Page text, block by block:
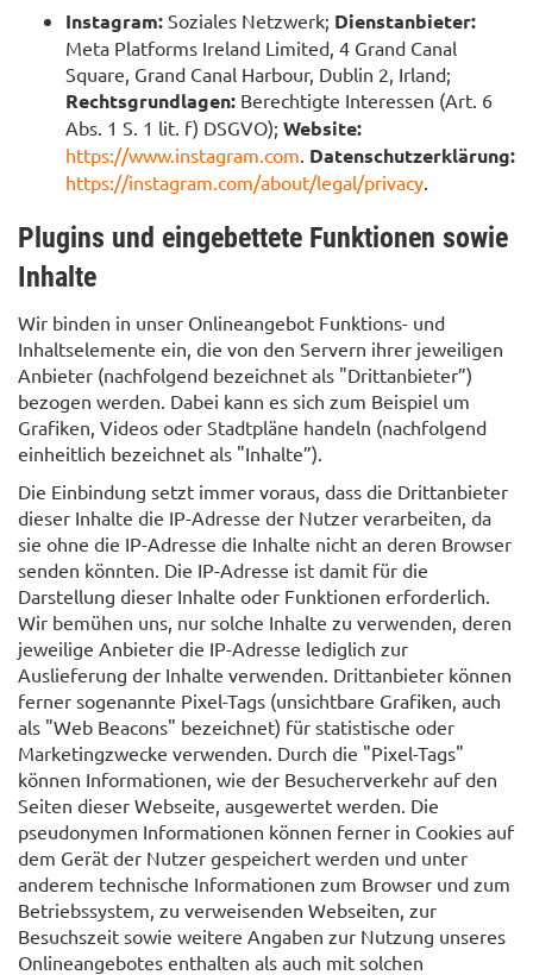
Instagram: Soziales Netzwerk; Dienstanbieter:
Meta Platforms Ireland Limited, 4 Grand Canal
Square, Grand Canal Harbour, Dublin 2, Irland;
Rechtsgrundlagen: Berechtigte Interessen (Art. 6
Abs. 1 S. 1 lit. f) DSGVO); Website:
https://www.instagram.com. Datenschutzerklärung:
https://instagram.com/about/legal/privacy.
Plugins und eingebettete Funktionen sowie
Inhalte
Wir binden in unser Onlineangebot Funktions- und
Inhaltselemente ein, die von den Servern ihrer jeweiligen
Anbieter (nachfolgend bezeichnet als "Drittanbieter”)
bezogen werden. Dabei kann es sich zum Beispiel um
Grafiken, Videos oder Stadtpläne handeln (nachfolgend
einheitlich bezeichnet als "Inhalte”).
Die Einbindung setzt immer voraus, dass die Drittanbieter
dieser Inhalte die IP-Adresse der Nutzer verarbeiten, da
sie ohne die IP-Adresse die Inhalte nicht an deren Browser
senden könnten. Die IP-Adresse ist damit für die
Darstellung dieser Inhalte oder Funktionen erforderlich.
Wir bemühen uns, nur solche Inhalte zu verwenden, deren
jeweilige Anbieter die IP-Adresse lediglich zur
Auslieferung der Inhalte verwenden. Drittanbieter können
ferner sogenannte Pixel-Tags (unsichtbare Grafiken, auch
als "Web Beacons" bezeichnet) für statistische oder
Marketingzwecke verwenden. Durch die "Pixel-Tags"
können Informationen, wie der Besucherverkehr auf den
Seiten dieser Webseite, ausgewertet werden. Die
pseudonymen Informationen können ferner in Cookies auf
dem Gerät der Nutzer gespeichert werden und unter
anderem technische Informationen zum Browser und zum
Betriebssystem, zu verweisenden Webseiten, zur
Besuchszeit sowie weitere Angaben zur Nutzung unseres
Onlineangebotes enthalten als auch mit solchen